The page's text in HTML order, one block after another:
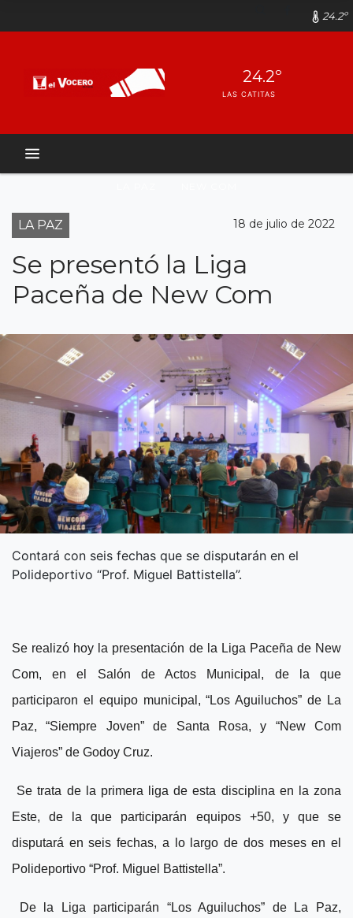
24.2º
24.2º
LAS CATITAS
LA PAZ 18 de julio de 2022
Se presentó la Liga
Paceña de New Com
Contará con seis fechas que se disputarán en el
Polideportivo “Prof. Miguel Battistella”.
Se realizó hoy la presentación de la Liga Paceña de New
Com, en el Salón de Actos Municipal, de la que
participaron el equipo municipal, “Los Aguiluchos” de La
Paz, “Siempre Joven” de Santa Rosa, y “New Com
Viajeros” de Godoy Cruz.
Se trata de la primera liga de esta disciplina en la zona
Este, de la que participarán equipos +50, y que se
disputará en seis fechas, a lo largo de dos meses en el
Polideportivo “Prof. Miguel Battistella”.
De la Liga participarán “Los Aguiluchos” de La Paz,